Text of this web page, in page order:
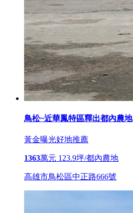
鳥松~近華鳳特區釋出都內農地
黃金曝光好地推薦
1363萬元 123.9坪/都內農地
高雄市鳥松區中正路666號